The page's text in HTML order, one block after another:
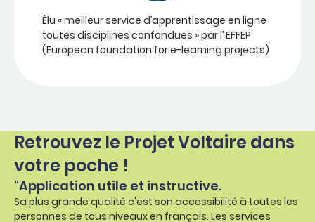
Élu « meilleur service d’apprentissage en ligne
toutes disciplines confondues » par l’ EFFEP
(European foundation for e-learning projects)
Retrouvez le Projet Voltaire dans
votre poche !
"Application utile et instructive.
Sa plus grande qualité c'est son accessibilité à toutes les
personnes de tous niveaux en français. Les services